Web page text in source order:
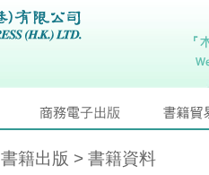
書籍出版 > 書籍資料